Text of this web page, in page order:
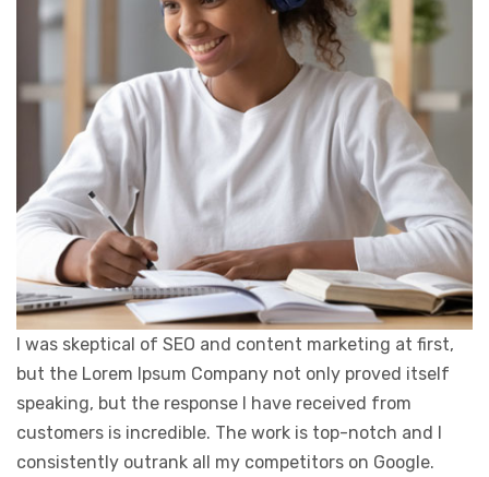
I was skeptical of SEO and content marketing at first,
but the Lorem Ipsum Company not only proved itself
speaking, but the response I have received from
customers is incredible. The work is top-notch and I
consistently outrank all my competitors on Google.